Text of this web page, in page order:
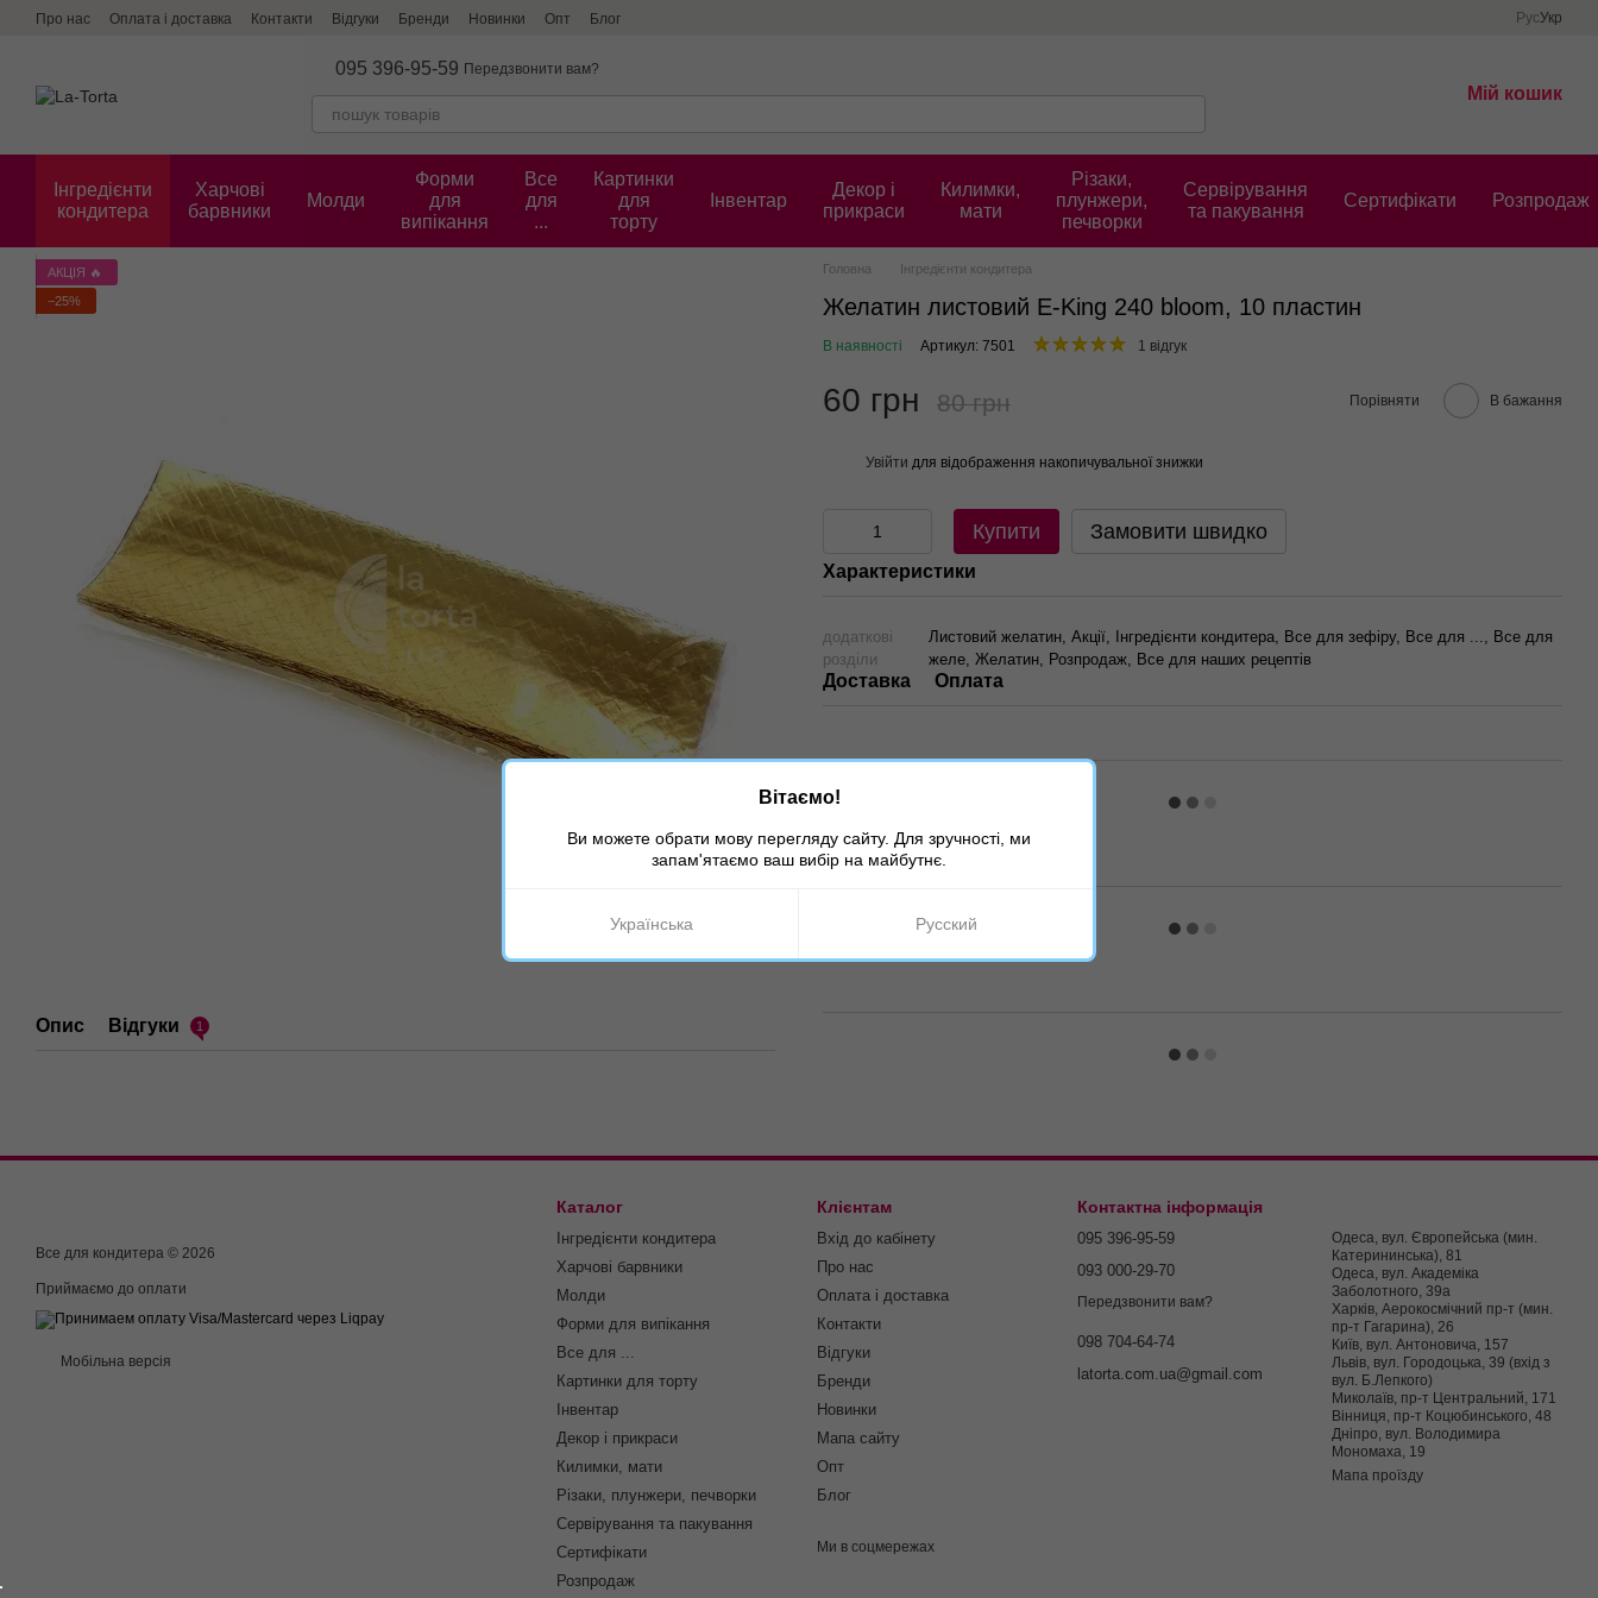
Перейти до основного контенту
Про нас Оплата і доставка Контакти Відгуки Бренди Новинки Опт Блог РусУкр
095 396-95-59 Передзвонити вам?
Мій кошик
Інгредієнти
кондитера
Харчові
барвники
Молди
Форми
для
випікання
Все
для
...
Картинки
для
торту
Інвентар
Декор і
прикраси
Килимки,
мати
Різаки,
плунжери,
печворки
Сервірування
та пакування
Cертифікати Розпродаж
АКЦІЯ 🔥
−25%
Опис Відгуки 1
Головна Інгредієнти кондитера
Желатин листовий E-King 240 bloom, 10 пластин
В наявності Артикул: 7501 1 відгук
60 грн 80 грн Порівняти В бажання
Увійти для відображення накопичувальної знижки
Купити Замовити швидко
Характеристики
додаткові
розділи
Листовий желатин, Акції, Інгредієнти кондитера, Все для зефіру, Все для ..., Все для
желе, Желатин, Розпродаж, Все для наших рецептів
Доставка Оплата
Все для кондитера © 2026
Приймаємо до оплати
Мобільна версія
Каталог
Інгредієнти кондитера
Харчові барвники
Молди
Форми для випікання
Все для ...
Картинки для торту
Інвентар
Декор і прикраси
Килимки, мати
Різаки, плунжери, печворки
Сервірування та пакування
Cертифікати
Розпродаж
Клієнтам
Вхід до кабінету
Про нас
Оплата і доставка
Контакти
Відгуки
Бренди
Новинки
Мапа сайту
Опт
Блог
Ми в соцмережах
Контактна інформація
095 396-95-59
093 000-29-70
Передзвонити вам?
098 704-64-74
latorta.com.ua@gmail.com
Одеса, вул. Європейська (мин.
Катерининська), 81
Одеса, вул. Академіка
Заболотного, 39а
Харків, Аерокосмічний пр-т (мин.
пр-т Гагарина), 26
Київ, вул. Антоновича, 157
Львів, вул. Городоцька, 39 (вхід з
вул. Б.Лепкого)
Миколаїв, пр-т Центральний, 171
Вінниця, пр-т Коцюбинського, 48
Дніпро, вул. Володимира
Мономаха, 19
Мапа проїзду
Вітаємо!
Ви можете обрати мову перегляду сайту. Для зручності, ми
запам'ятаємо ваш вибір на майбутнє.
Українська Русский